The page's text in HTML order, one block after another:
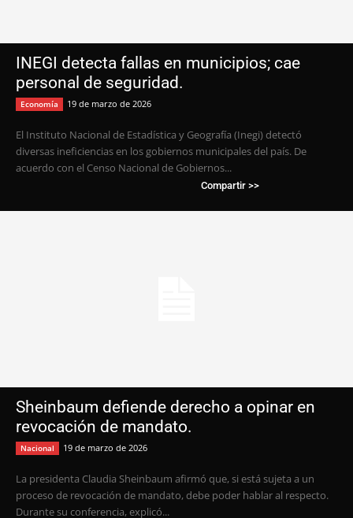
INEGI detecta fallas en municipios; cae
personal de seguridad.
Economía 19 de marzo de 2026
El Instituto Nacional de Estadística y Geografía (Inegi) detectó
diversas ineficiencias en los gobiernos municipales del país. De
acuerdo con el Censo Nacional de Gobiernos...
Compartir >>
Sheinbaum defiende derecho a opinar en
revocación de mandato.
Nacional 19 de marzo de 2026
La presidenta Claudia Sheinbaum afirmó que, si está sujeta a un
proceso de revocación de mandato, debe poder hablar al respecto.
Durante su conferencia, explicó...